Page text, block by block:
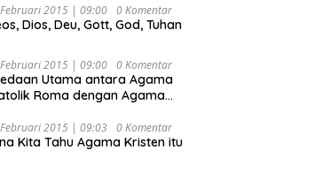
Anti Penjajahan
Ekonomi Politik Indonesia) &
Nasional dan
Sosial dalam Menata
Indonesia Emas 2045”,
2015 | 09:00 0 Komentar
Dios, Deu, Gott, God, Tuhan
2015 | 09:00 0 Komentar
Utama antara Agama
Roma dengan Agama
2015 | 09:03 0 Komentar
Kita Tahu Agama Kristen itu